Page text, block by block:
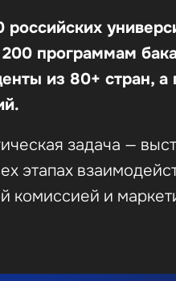
программам
из 80+ стран,
задача —
этапах
комиссией и